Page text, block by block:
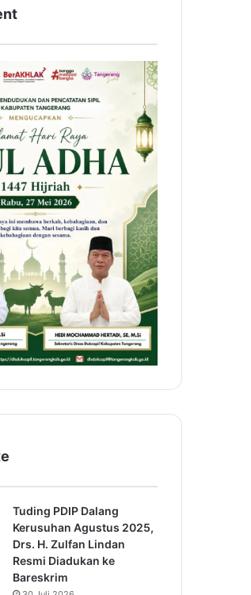
Tuding PDIP Dalang
Kerusuhan Agustus 2025,
Drs. H. Zulfan Lindan
Resmi Diadukan ke
Bareskrim